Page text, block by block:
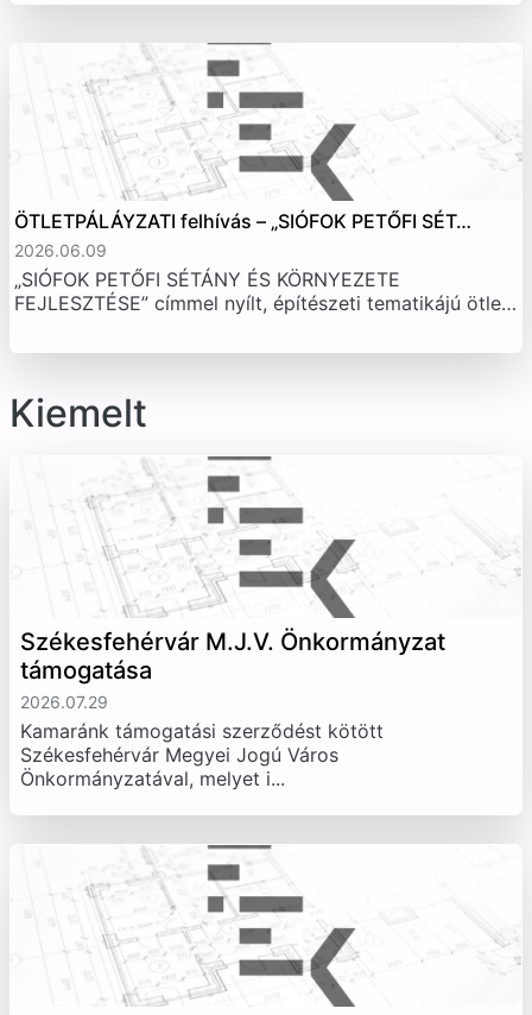
ÖTLETPÁLÁYZATI felhívás – „SIÓFOK PETŐFI SÉT…
2026.06.09
„SIÓFOK PETŐFI SÉTÁNY ÉS KÖRNYEZETE
FEJLESZTÉSE” címmel nyílt, építészeti tematikájú ötle…
Kiemelt
Székesfehérvár M.J.V. Önkormányzat
támogatása
2026.07.29
Kamaránk támogatási szerződést kötött
Székesfehérvár Megyei Jogú Város
Önkormányzatával, melyet i...